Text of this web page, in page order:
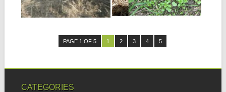
CARACTERÍSTICAS DEL
TOTUMO El totumo
(Crescentia cujete) es un
Uno de los grandes
problemas que encontramos
PAGE 1 OF 5 1 2 3 4 5
CATEGORIES